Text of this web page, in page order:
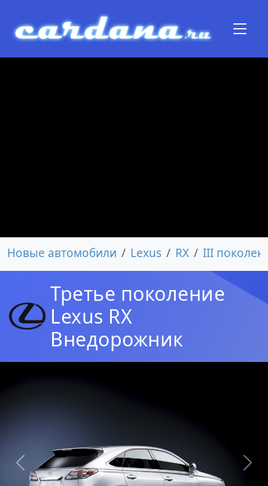
Новые автомобили Lexus RX III
Третье поколение
Lexus RX
Внедорожник
Предыдущая